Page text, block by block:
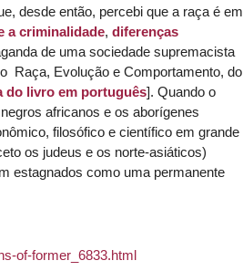
desde então, percebi que a raça é em
a criminalidade, diferenças
de uma sociedade supremacista
Raça, Evolução e Comportamento, do
do livro em português]. Quando o
africanos e os aborígenes
filosófico e científico em grande
os judeus e os norte-asiáticos)
estagnados como uma permanente
of-former_6833.html